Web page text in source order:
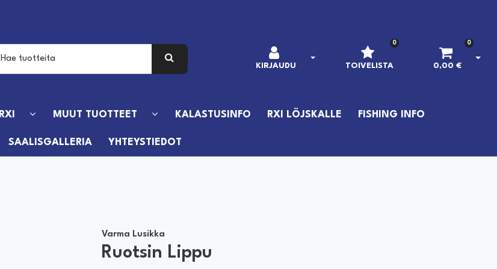
KIRJAUDU
AVAA KIRJAUTUMINEN
TOIVELISTA
0 0
0,00 €
RXI MUUT TUOTTEET KALASTUSINFO RXI LÖJSKALLE FISHING INFO
SAALISGALLERIA YHTEYSTIEDOT
Varma Lusikka
Ruotsin Lippu